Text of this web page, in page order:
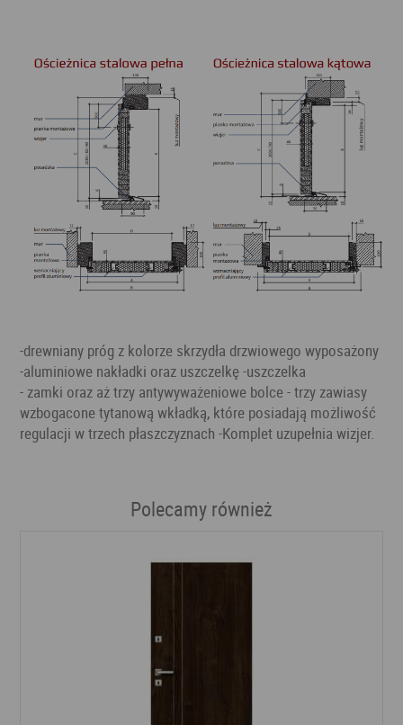
-drewniany próg z kolorze skrzydła drzwiowego wyposażony
-aluminiowe nakładki oraz uszczelkę -uszczelka
- zamki oraz aż trzy antywyważeniowe bolce - trzy zawiasy
wzbogacone tytanową wkładką, które posiadają możliwość
regulacji w trzech płaszczyznach -Komplet uzupełnia wizjer.
Polecamy również